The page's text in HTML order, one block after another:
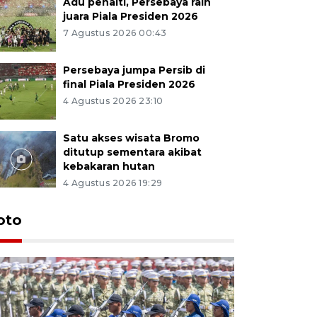
juara Piala Presiden 2026
7 Agustus 2026 00:43
Persebaya jumpa Persib di
final Piala Presiden 2026
4 Agustus 2026 23:10
Satu akses wisata Bromo
ditutup sementara akibat
kebakaran hutan
4 Agustus 2026 19:29